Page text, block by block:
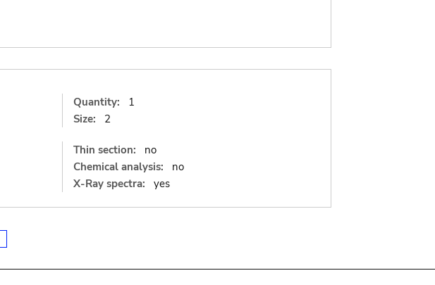
Quantity:
1
Size:
2
Thin section:
no
Chemical analysis:
no
X-Ray spectra:
yes